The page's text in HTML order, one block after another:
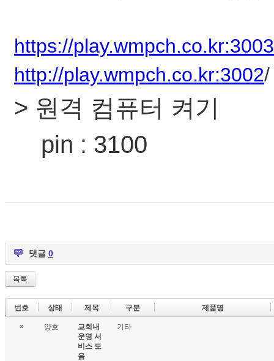
https://play.wmpch.co.kr:3003
http://play.wmpch.co.kr:3002/
> 원격 컴퓨터 켜기
pin : 3100
댓글 0
목록
번호 상태 제목 구분 제품명
» 양호
교회내
운영 서
비스 모
음
기타